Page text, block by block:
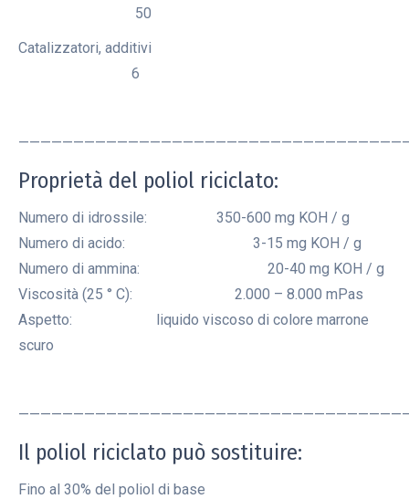
50
Catalizzatori, additivi
6
Proprietà del poliol riciclato:
Numero di idrossile: 350-600 mg KOH / g
Numero di acido: 3-15 mg KOH / g
Numero di ammina: 20-40 mg KOH / g
Viscosità (25 ° C): 2.000 – 8.000 mPas
Aspetto: liquido viscoso di colore marrone
scuro
Il poliol riciclato può sostituire:
Fino al 30% del poliol di base